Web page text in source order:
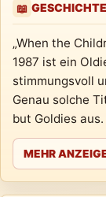
📖
„When the
1987 ist ein
stimmungsvoll
Genau solche
but Goldies aus.
MEHR